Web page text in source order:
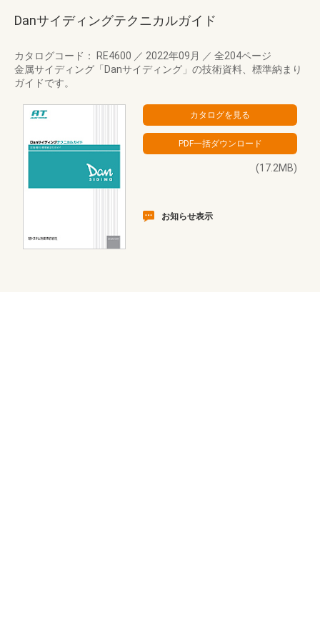
Danサイディングテクニカルガイド
カタログコード： RE4600 ／ 2022年09月 ／ 全204ページ
金属サイディング「Danサイディング」の技術資料、標準納まり
ガイドです。
(17.2MB)
お知らせ表示